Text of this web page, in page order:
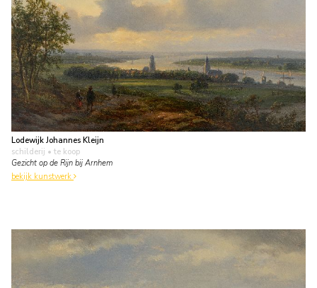
Lodewijk Johannes Kleijn
schilderij • te koop
Gezicht op de Rijn bij Arnhem
bekijk kunstwerk